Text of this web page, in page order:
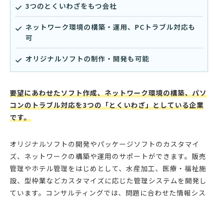
3つのとくいわざをもつ会社
ネットワーク環境の構築・運用、PCトラブル対応も
可
オリジナルソフトの制作・開発も可能
要望にあわせたソフト作成、ネットワーク環境の構築、パソ
コンのトラブル対応を3つの「とくいわざ」としている企業
です。
オリジナルソフトの開発やパッケージソフトのカスタマイ
ズ、ネットワークの構築や運用のサポートができます。販売
管理やホテル管理をはじめとして、水産加工、医療・福祉施
設、型枠業などカスタマイズに応じた管理システムを開発し
ています。コンサルティングでは、問題に合わせた情報シス